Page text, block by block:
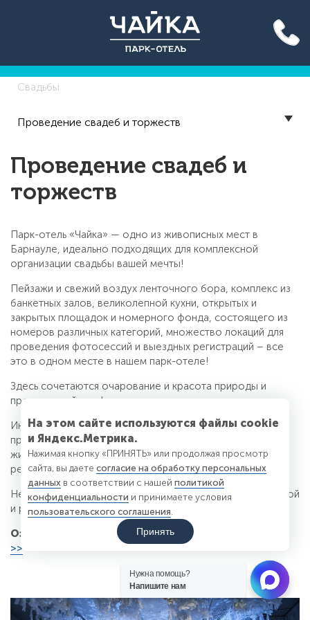
Акция до конца лета: вход
на бассейн 500 руб. для всех!
Подробнее >>
Свадьбы
Проведение свадеб и торжеств
Проведение свадеб и
торжеств
Парк-отель «Чайка» — одно из живописных мест в
Барнауле, идеально подходящих для комплексной
организации свадьбы вашей мечты!
Пейзажи и свежий воздух ленточного бора, комплекс из
банкетных залов, великолепной кухни, открытых и
закрытых площадок и номерного фонда, состоящего из
номеров различных категорий, множество локаций для
проведения фотосессий и выездных регистраций – все
это в одном месте в нашем парк-отеле!
Здесь сочетаются очарование и красота природы и
продуманный комфорт.
Инфраструктура парк-отеля «Чайка» позволяет
праздновать одно из самых важных событий в вашей
жизни в любое время года под открытым небом, в
ресторане, большом банкетном зале.
Независимо от выбора, обстановка будет торжественной
и романтичной.
Ознакомиться с банкетным меню можно
>>
На этом сайте используются файлы cookie
и Яндекс.Метрика.
Нажимая кнопку «ПРИНЯТЬ» или продолжая просмотр
сайта, вы даете согласие на обработку персональных
данных в соответствии с нашей политикой
конфиденциальности и принимаете условия
пользовательского соглашения
Принять
Нужна помощь?
Напишите нам